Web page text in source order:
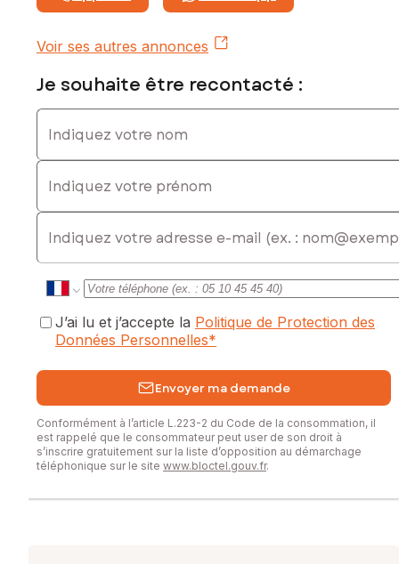
Voir ses autres annonces
Je souhaite être recontacté :
Indiquez votre nom
Indiquez votre prénom
E-mail
J’ai lu et j’accepte la Politique de Protection des
Données Personnelles*
Envoyer ma demande
Conformément à l’article L.223-2 du Code de la consommation, il
est rappelé que le consommateur peut user de son droit à
s’inscrire gratuitement sur la liste d’opposition au démarchage
téléphonique sur le site www.bloctel.gouv.fr.